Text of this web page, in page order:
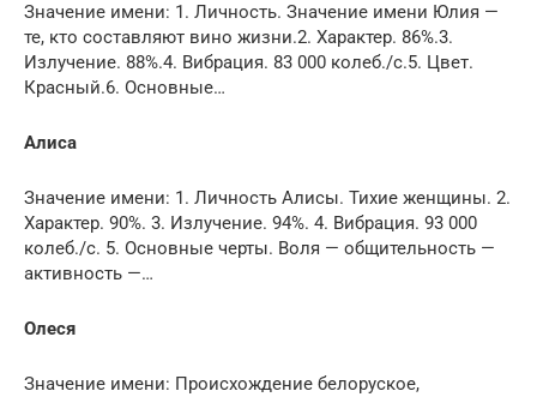
Значение имени: 1. Личность. Значение имени Юлия —
те, кто составляют вино жизни.2. Характер. 86%.3.
Излучение. 88%.4. Вибрация. 83 000 колеб./с.5. Цвет.
Красный.6. Основные…
Алиса
Значение имени: 1. Личность Алисы. Тихие женщины. 2.
Характер. 90%. 3. Излучение. 94%. 4. Вибрация. 93 000
колеб./с. 5. Основные черты. Воля — общительность —
активность —…
Олеся
Значение имени: Происхождение белоруское,